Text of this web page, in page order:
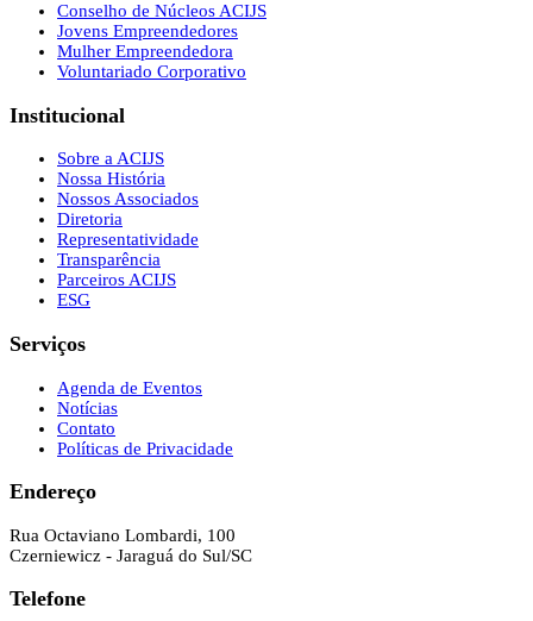
Conselho de Núcleos ACIJS
Jovens Empreendedores
Mulher Empreendedora
Voluntariado Corporativo
Institucional
Sobre a ACIJS
Nossa História
Nossos Associados
Diretoria
Representatividade
Transparência
Parceiros ACIJS
ESG
Serviços
Agenda de Eventos
Notícias
Contato
Políticas de Privacidade
Endereço
Rua Octaviano Lombardi, 100
Czerniewicz - Jaraguá do Sul/SC
Telefone